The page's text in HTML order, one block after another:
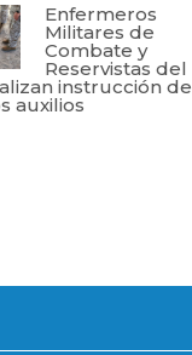
Enfermeros
Militares de
Combate y
Reservistas del
instrucción de
auxilios